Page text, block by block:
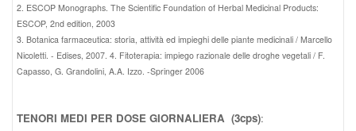
2. ESCOP Monographs. The Scientific Foundation of Herbal Medicinal Products:
ESCOP, 2nd edition, 2003
3. Botanica farmaceutica: storia, attività ed impieghi delle piante medicinali / Marcello
Nicoletti. - Edises, 2007. 4. Fitoterapia: impiego razionale delle droghe vegetali / F.
Capasso, G. Grandolini, A.A. Izzo. -Springer 2006
TENORI MEDI PER DOSE GIORNALIERA (3cps):